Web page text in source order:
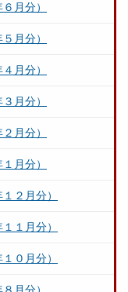
月分）
月分）
月分）
月分）
月分）
月分）
２月分）
１月分）
０月分）